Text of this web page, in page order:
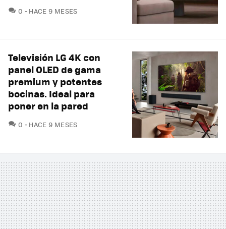
0 COMENTARIOS
HACE 9 MESES
Televisión LG 4K con
panel OLED de gama
premium y potentes
bocinas. Ideal para
poner en la pared
0 COMENTARIOS
HACE 9 MESES